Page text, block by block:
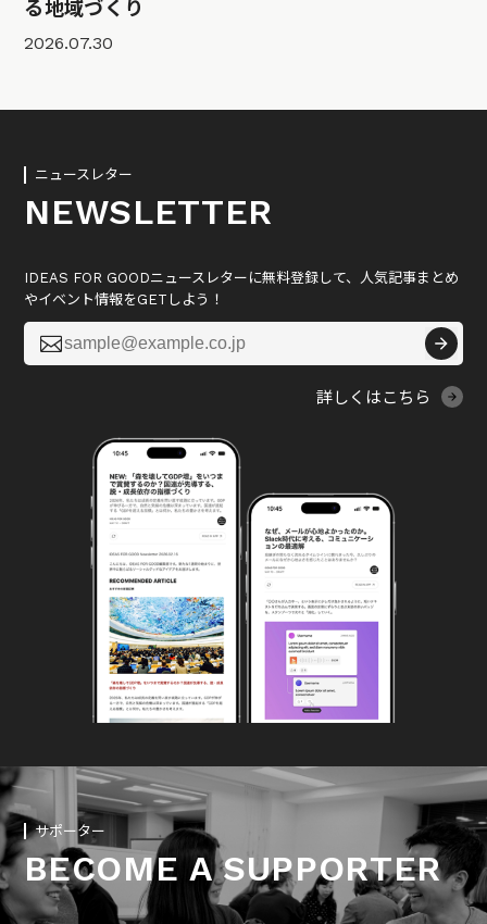
る地域づくり
2026.07.30
ニュースレター
NEWSLETTER
IDEAS FOR GOODニュースレターに無料登録して、人気記事まとめ
やイベント情報をGETしよう！

詳しくはこちら
サポーター
BECOME A SUPPORTER